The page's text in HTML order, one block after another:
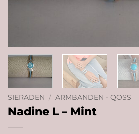
SIERADEN / ARMBANDEN - QOSS
Nadine L – Mint